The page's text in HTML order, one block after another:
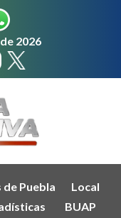
2026
de Puebla
Local
BUAP